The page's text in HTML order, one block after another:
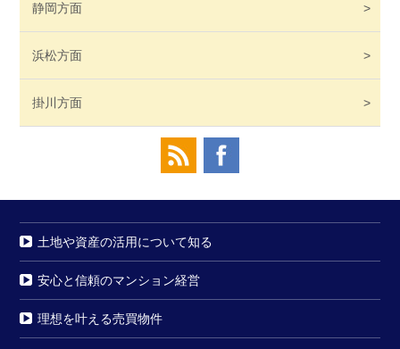
静岡方面
浜松方面
掛川方面
土地や資産の活用について知る
安心と信頼のマンション経営
理想を叶える売買物件